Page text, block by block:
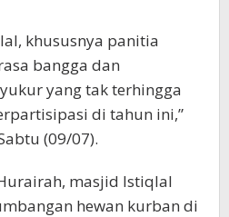
khususnya panitia
bangga dan
yang tak terhingga
di tahun ini,”
(09/07).
masjid Istiqlal
hewan kurban di